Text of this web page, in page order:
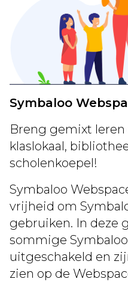
Symbaloo
Breng gemixt
klaslokaal,
scholenkoepel!
Symbaloo
vrijheid om
gebruiken. In deze
sommige
uitgeschakeld en
zien op de